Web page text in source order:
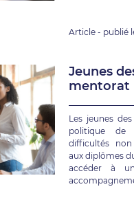
Article - publié
Jeunes
mentorat
Les jeunes
politique de
difficultés
aux diplômes
accéder à